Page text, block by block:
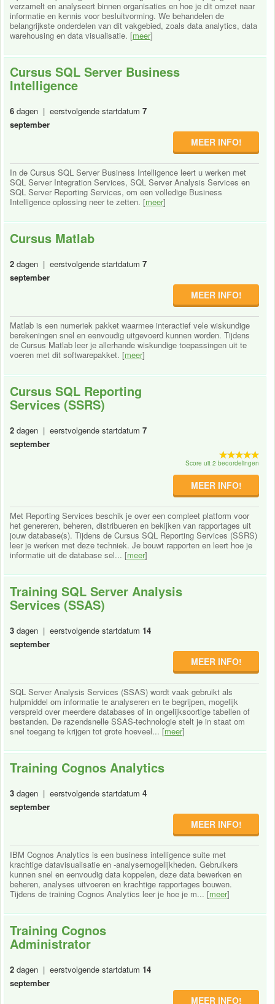
verzamelt en analyseert binnen organisaties en hoe je dit omzet naar
informatie en kennis voor besluitvorming. We behandelen de
belangrijkste onderdelen van dit vakgebied, zoals data analytics, data
warehousing en data visualisatie. [meer]
Cursus SQL Server Business
Intelligence
6 dagen | eerstvolgende startdatum 7
september
MEER INFO!
In de Cursus SQL Server Business Intelligence leert u werken met
SQL Server Integration Services, SQL Server Analysis Services en
SQL Server Reporting Services, om een volledige Business
Intelligence oplossing neer te zetten. [meer]
Cursus Matlab
2 dagen | eerstvolgende startdatum 7
september
MEER INFO!
Matlab is een numeriek pakket waarmee interactief vele wiskundige
berekeningen snel en eenvoudig uitgevoerd kunnen worden. Tijdens
de Cursus Matlab leer je allerhande wiskundige toepassingen uit te
voeren met dit softwarepakket. [meer]
Cursus SQL Reporting
Services (SSRS)
2 dagen | eerstvolgende startdatum 7
september
Score uit 2 beoordelingen
MEER INFO!
Met Reporting Services beschik je over een compleet platform voor
het genereren, beheren, distribueren en bekijken van rapportages uit
jouw database(s). Tijdens de Cursus SQL Reporting Services (SSRS)
leer je werken met deze techniek. Je bouwt rapporten en leert hoe je
informatie uit de database sel... [meer]
Training SQL Server Analysis
Services (SSAS)
3 dagen | eerstvolgende startdatum 14
september
MEER INFO!
SQL Server Analysis Services (SSAS) wordt vaak gebruikt als
hulpmiddel om informatie te analyseren en te begrijpen, mogelijk
verspreid over meerdere databases of in ongelijksoortige tabellen of
bestanden. De razendsnelle SSAS-technologie stelt je in staat om
snel toegang te krijgen tot grote hoeveel... [meer]
Training Cognos Analytics
3 dagen | eerstvolgende startdatum 4
september
MEER INFO!
IBM Cognos Analytics is een business intelligence suite met
krachtige datavisualisatie en -analysemogelijkheden. Gebruikers
kunnen snel en eenvoudig data koppelen, deze data bewerken en
beheren, analyses uitvoeren en krachtige rapportages bouwen.
Tijdens de training Cognos Analytics leer je hoe je m... [meer]
Training Cognos
Administrator
2 dagen | eerstvolgende startdatum 14
september
MEER INFO!